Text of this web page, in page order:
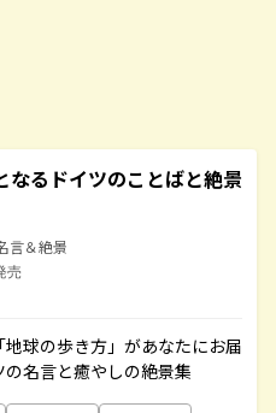
なるドイツのことばと絶景
言＆絶景
売
球の歩き方」があなたにお届
名言と癒やしの絶景集